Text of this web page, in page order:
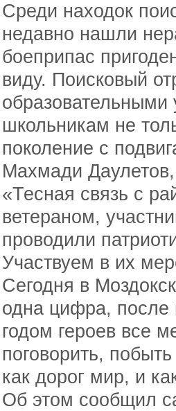
Среди находок
недавно нашли
боеприпас
виду. Поисковый
школьникам не
поколение с
Махмади Даулетов,
«Тесная связь с
ветераном,
проводили
Участвуем в их
Сегодня в
одна цифра, после
годом героев все
поговорить,
как дорог мир, и
Об этом сообщил